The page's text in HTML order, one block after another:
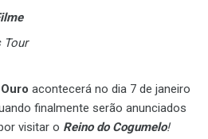
Tour
acontecerá no dia 7 de janeiro
finalmente serão anunciados
visitar o Reino do Cogumelo!